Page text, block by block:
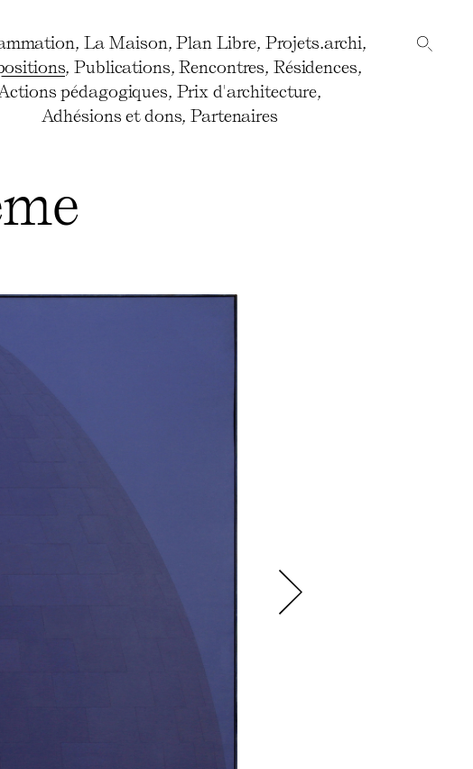
, La Maison, Plan Libre, Projets.archi,
, Publications, Rencontres, Résidences,
Actions pédagogiques, Prix d'architecture,
Adhésions et dons, Partenaires